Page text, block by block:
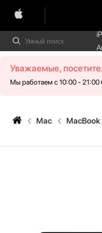
Уважаемые,
Мы работаем с 10:00 - 21:00
Mac MacBook